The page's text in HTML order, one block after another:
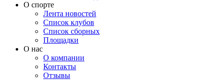
О спорте
Лента новостей
Список клубов
Список сборных
Площадки
О нас
О компании
Контакты
Отзывы